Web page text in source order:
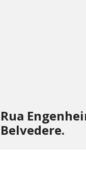
Rua
Belvedere.